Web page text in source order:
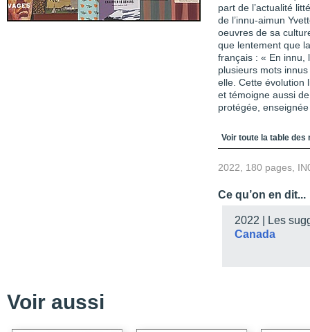
part de l’actualité
de l’innu-aimun
oeuvres de sa
que lentement que
français : « En innu,
plusieurs mots
elle. Cette évolution
et témoigne aussi
protégée,
Table des
Voir toute la table des
2022, 180 pages,
Ce qu’on en dit...
2022 | Les
Canada
Voir aussi